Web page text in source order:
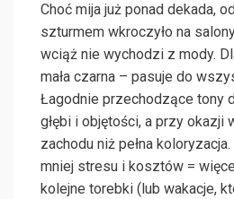
Choć mija już ponad dekada,
szturmem wkroczyło na
wciąż nie wychodzi z mody.
mała czarna – pasuje do
Łagodnie przechodzące tony
głębi i objętości, a przy okazji
zachodu niż pełna
mniej stresu i kosztów =
kolejne torebki (lub wakacje,